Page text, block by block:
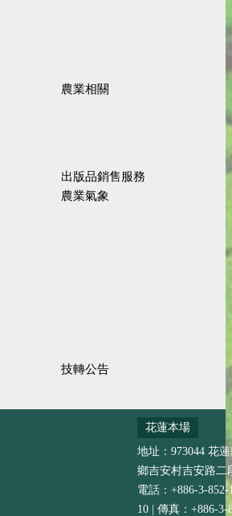
農業相關
出版品銷售服務
農業氣象
技轉公告
花蓮本場
地址：973044 花
鄉吉安村吉安路二
電話：+886-3-852-
10 | 傳真：+886-3-